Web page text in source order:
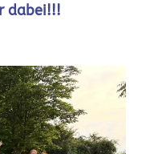
dabei!!!